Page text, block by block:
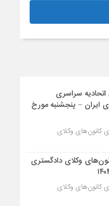
سراسری
ایران – پنجشنبه مورخ
کانون‌های وکلای
وکلای دادگستری
کانون‌های وکلای